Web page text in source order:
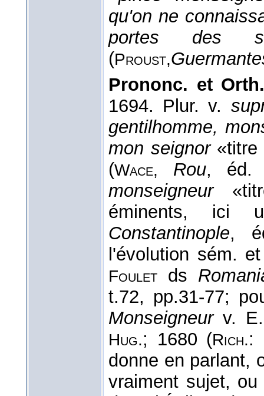
qu'on ne
portes des
(Proust,
Prononc. et
1694. Plur. v.
gentilhomme,
mon seignor«titre
(Wace, Rou, éd.
monseigneur
éminents, ici
Constantinople,
l'évolution sém.
Foulet ds
t.72, pp.31-77;
Monseigneurv.
Hug.; 1680 (Rich.:
donne en parlant,
vraiment sujet,